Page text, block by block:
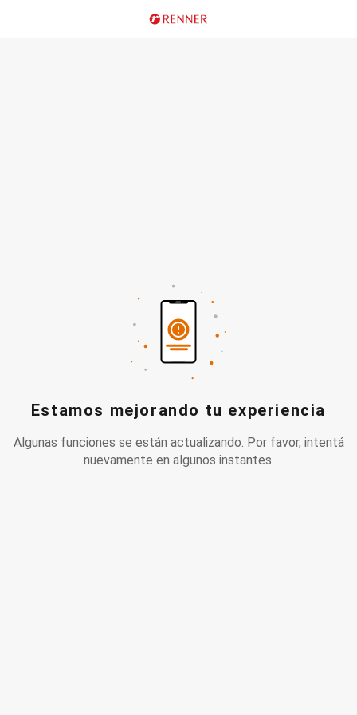
Estamos mejorando tu experiencia
Algunas funciones se están actualizando. Por favor, intentá
nuevamente en algunos instantes.